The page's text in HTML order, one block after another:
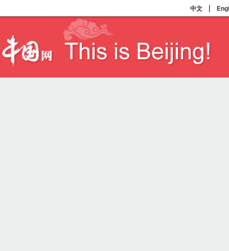
中文 |